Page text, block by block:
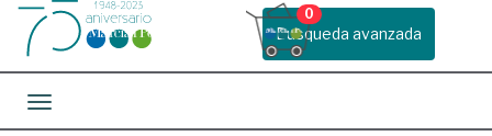
Busqueda avanzada
0
Toggle navigation